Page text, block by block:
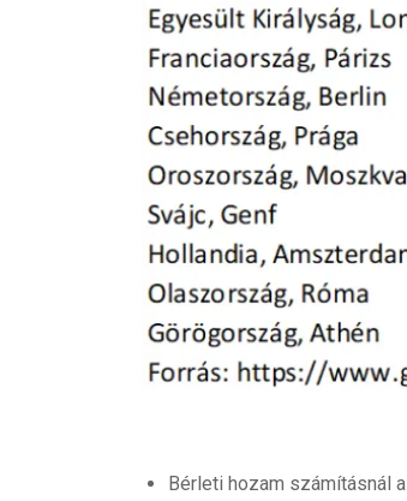
Bérleti hozam számításnál